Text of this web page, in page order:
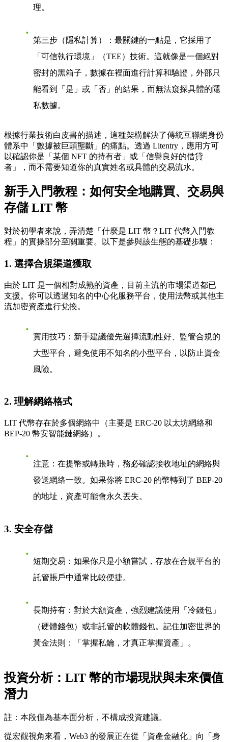
理。
第三步（隱私計算）
：最關鍵的一點是，它採用了
「可信執行環境」（TEE）技術。這就像是一個絕對
密封的黑箱子，數據在裡面進行計算和驗證，外部只
能看到「是」或「否」的結果，而無法窺探具體的隱
私數據。
根據行業技術白皮書的描述，這種架構解決了傳統互聯網身份
體系中「數據被巨頭壟斷」的痛點。透過 Litentry，應用方可
以確認你是「某個 NFT 的持有者」或「信譽良好的借貸
者」，而不需要知道你的真實姓名或具體的交易流水。
新手入門教程：如何安全地購買、交易與
存儲 LIT 幣
對於初學者來說，弄清楚「什麼是 LIT 幣？LIT 代幣入門教
程」的實操部分至關重要。以下是參與該生態的基礎步驟：
1. 選擇合規渠道獲取
由於 LIT 是一個相對成熟的資產，目前主流的市場渠道都已
支援。你可以透過知名的中心化服務平台，使用法幣或其他主
流加密資產進行兌換。
實用技巧 ：新手建議優先選擇流動性好、監管合規的
大型平台，避免使用不知名的小型平台，以防止資金
風險。
2. 理解網絡格式
LIT 代幣存在於多個網絡中（主要是 ERC-20 以太坊網絡和
BEP-20 幣安智能鏈網絡）。
注意 ：在提幣或轉賬時， 務必確認接收地址的網絡與
發送網絡一致。如果你將 ERC-20 的幣轉到了 BEP-20
的地址，資產可能會永久丟失。
3. 安全存儲
短期交易 ：如果你只是小額嘗試，存放在合規平台的
託管賬戶中通常比較便捷。
長期持有 ：對於大額資產，強烈建議使用「冷錢包」
（硬體錢包）或非託管的軟體錢包。記住加密世界的
黃金法則：「掌握私鑰，才真正掌握資產」。
投資分析：LIT 幣的市場現狀與未來價值
潛力
註：本段僅為基本面分析，不構成投資建議。
從宏觀視角來看，Web3 的發展正在從「資產金融化」向「身